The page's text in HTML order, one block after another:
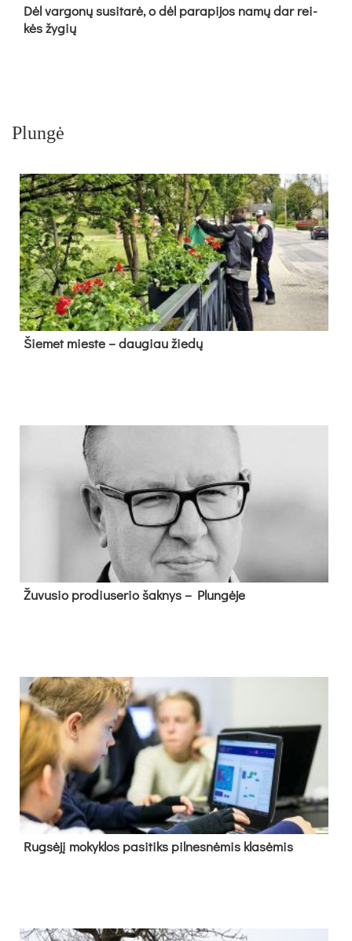
Dėl var­go­nų su­si­ta­rė, o dėl pa­ra­pi­jos na­mų dar rei­
kės žy­gių
Plungė
Šie­met mies­te – dau­giau žie­dų
Žu­vu­sio pro­diu­se­rio šak­nys – Plun­gė­je
Rug­sė­jį mo­kyk­los pa­si­tiks pil­nes­nė­mis kla­sė­mis